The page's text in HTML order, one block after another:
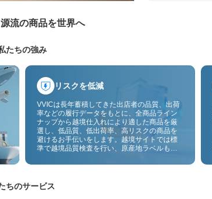
流の商品を世界へ
たちの強み
リスクを低減
VVICは長年蓄積してきた出店者の品質、出荷
率などの履行データをもとに、全商品ライン
ナップから越境仕入れにより適した商品を厳
選し、低品質、低出荷率、高リスクの商品を
避けるお手伝いをします。越境サイトでは標
準で越境品質検査を行い、原産地ラベルも貼
スのリスクをさらに抑えます。
ちのサービス